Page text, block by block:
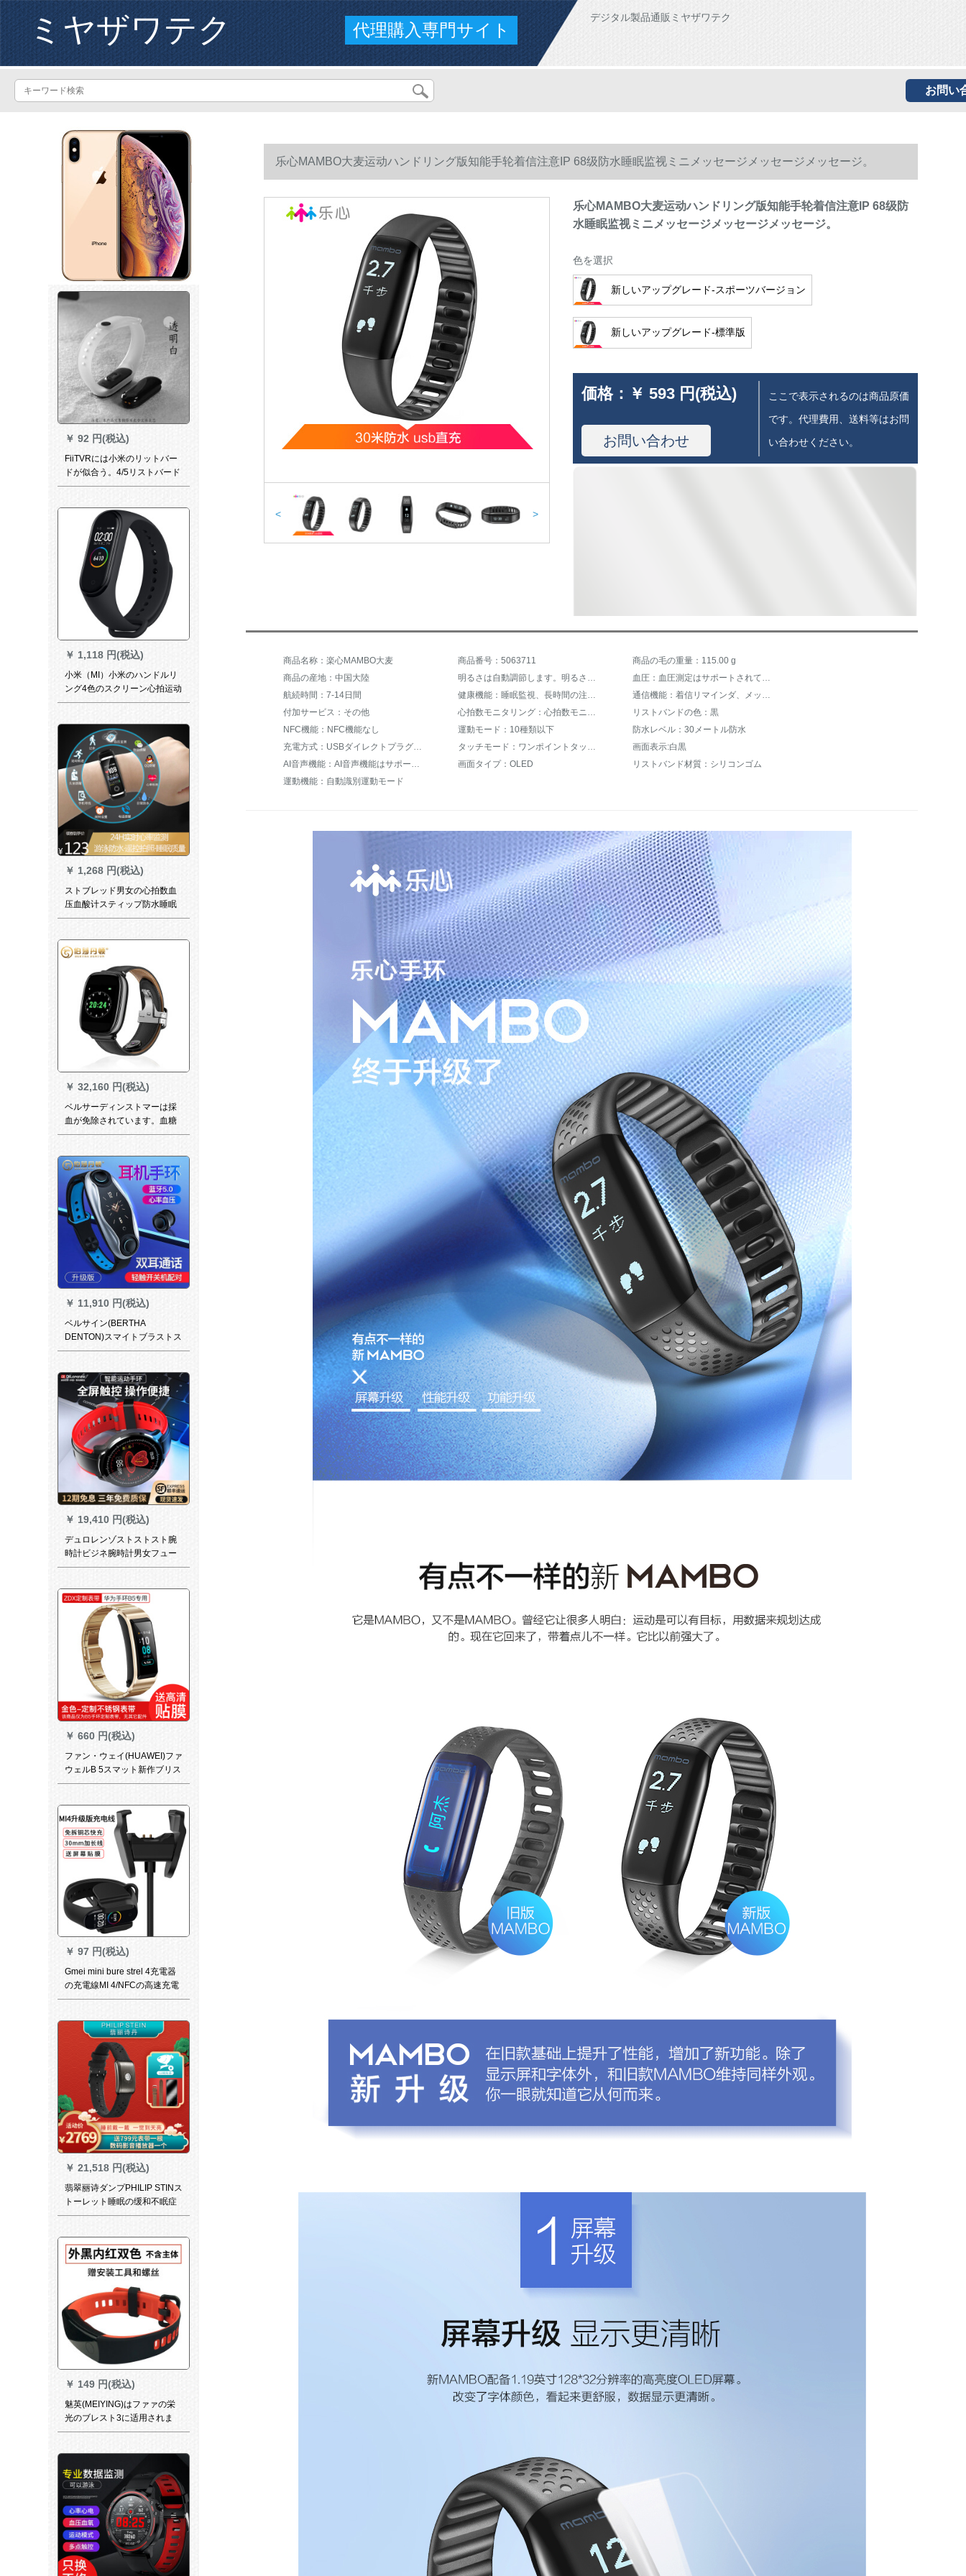
ミヤザワテク 代理購入専門サイト
デジタル製品通販ミヤザワテク
お問い
￥ 92 円(税込)
FiiTVRには小米のリットバー
ドが似合う。4/5リストバード
の小米のリストバードがあり
ドを持っています。三四五世
代のスート腕时计のバーンド
は运动シリコンゴムの个性的
な透明な白米のレスバードで
す。3/4リストバーンがありま
す。
￥ 1,118 円(税込)
小米（MI）小米のハンドルリ
ング4色のスクリーン心拍运动
ハントリングの竞泳ぎの姿势
数计の小米のハドリング4黒の
标准装备を认识します。
￥ 1,268 円(税込)
ストブレッド男女の心拍数血
压血酸计スティップ防水睡眠
监视运动アクアライト小米
通用第4世代幻夜黑
￥ 32,160 円(税込)
ベルサーディンストマーは採
血が免除されています。血糖
値を測定する家庭用モニター
精度腕時計ブライクです。
￥ 11,910 円(税込)
ベルサイン(BERTHA
DENTON)スマイトブラストス
トストストストストストスト
计シバモニター
￥ 19,410 円(税込)
デュロレンゾストストスト腕
時計ビジネ腕時計男女フュー
ジョン測定血压心拍数睡眠監
に健康なカラーレンの歩数計
を配置するよに注意します。
￥ 660 円(税込)
ファン・ウェイ(HUAWEI)ファ
ウェルB 5スマット新作ブリス
トルトラックトラックトラッ
￥ 97 円(税込)
Gmei mini bure strel 4充電器
の充電線MI 4/NFCの高速充電
は、デュベータ線を分解した
￥ 21,518 円(税込)
翡翠丽诗ダンプPHILIP STINス
トーレット睡眠の缓和不眠症
フルコース健康睡眠ブレット
￥ 149 円(税込)
魅英(MEIYING)はファァの栄
光のブレスト3に适用されま
す。ストレート3つの腕時計は
乐心MAMBO大麦运动ハンドリング版知能手轮着信注意IP 68级防水睡眠监视ミニメッセージメッセージメッセージ。
< >
乐心MAMBO大麦运动ハンドリング版知能手轮着信注意IP 68级防
水睡眠监视ミニメッセージメッセージメッセージ。
色を選択
新しいアップグレード-スポーツバージョン
新しいアップグレード-標準版
価格： ￥ 593 円(税込)
お問い合わせ
ここで表示されるのは商品原価
です。代理費用、送料等はお問
い合わせください。
商品名称：楽心MAMBO大麦 商品番号：5063711
商品の毛の重量：115.00 g
商品の産地：中国大陸
航続時間：7-14日間
付加サービス：その他
リストバンドの色：黒
NFC機能：NFC機能なし
運動モード：10種類以下
防水レベル：30メートル防水
画面表示:白黒
画面タイプ：OLED
リストバンド材質：シリコンゴム
運動機能：自動識別運動モード